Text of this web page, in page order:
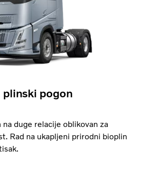
plinski pogon
duge relacije oblikovan za
Rad na ukapljeni prirodni bioplin